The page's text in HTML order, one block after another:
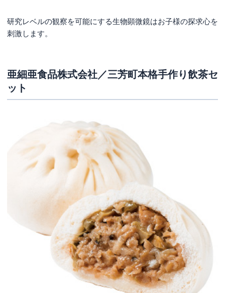
研究レベルの観察を可能にする生物顕微鏡はお子様の探求心を
刺激します。
亜細亜食品株式会社／三芳町本格手作り飲茶セ
ット